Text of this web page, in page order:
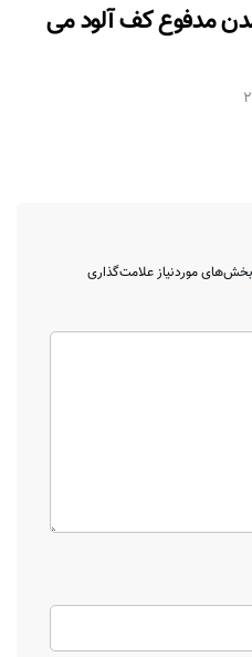
مدفوع کف آلود می
بخش‌های موردنیاز علامت‌گذاری